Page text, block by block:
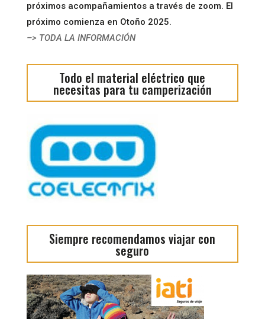
próximos acompañamientos a través de zoom. El
próximo comienza en Otoño 2025.
–> TODA LA INFORMACIÓN
Todo el material eléctrico que
necesitas para tu camperización
Siempre recomendamos viajar con
seguro